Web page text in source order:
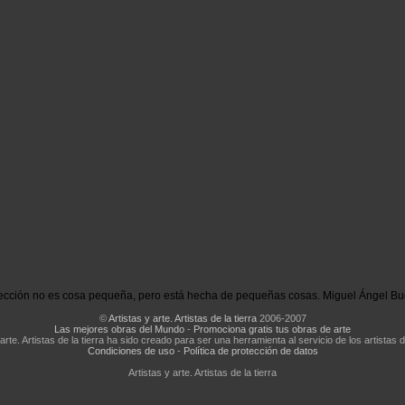
no es cosa pequeña, pero está hecha de pequeñas cosas. Miguel Ángel
©Artistas y arte. Artistas de la tierra2006-2007
Las mejores obras del Mundo - Promociona gratis tus obras de arte
Artistas de la tierra ha sido creado para ser una herramienta al servicio de los artistas
Condiciones de uso- Política de protección de datos
Artistas y arte. Artistas de la tierra